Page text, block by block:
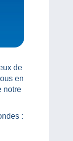
de
en
notre
: